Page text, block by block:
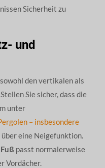
Sicherheit zu
und
den vertikalen als
Sie sicher, dass die
unter
– insbesondere
eine Neigefunktion.
passt normalerweise
Vordächer.